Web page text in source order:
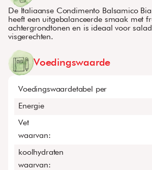
De Italiaanse Condimento Balsamico
heeft een uitgebalanceerde smaak met
achtergrondtonen en is ideaal voor
visgerechten.
Voedingswaarde
Voedingswaardetabel per
Energie
Vet
waarvan:
koolhydraten
waarvan: